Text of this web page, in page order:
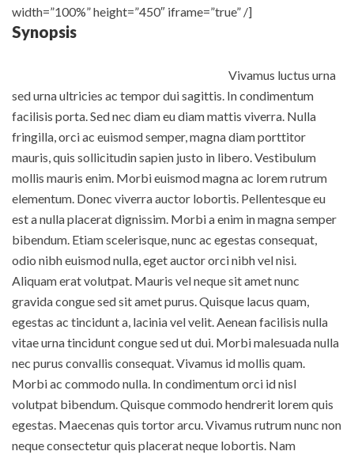
width=”100%” height=”450″ iframe=”true” /]
Synopsis
Vivamus luctus urna
sed urna ultricies ac tempor dui sagittis. In condimentum
facilisis porta. Sed nec diam eu diam mattis viverra. Nulla
fringilla, orci ac euismod semper, magna diam porttitor
mauris, quis sollicitudin sapien justo in libero. Vestibulum
mollis mauris enim. Morbi euismod magna ac lorem rutrum
elementum. Donec viverra auctor lobortis. Pellentesque eu
est a nulla placerat dignissim. Morbi a enim in magna semper
bibendum. Etiam scelerisque, nunc ac egestas consequat,
odio nibh euismod nulla, eget auctor orci nibh vel nisi.
Aliquam erat volutpat. Mauris vel neque sit amet nunc
gravida congue sed sit amet purus. Quisque lacus quam,
egestas ac tincidunt a, lacinia vel velit. Aenean facilisis nulla
vitae urna tincidunt congue sed ut dui. Morbi malesuada nulla
nec purus convallis consequat. Vivamus id mollis quam.
Morbi ac commodo nulla. In condimentum orci id nisl
volutpat bibendum. Quisque commodo hendrerit lorem quis
egestas. Maecenas quis tortor arcu. Vivamus rutrum nunc non
neque consectetur quis placerat neque lobortis. Nam